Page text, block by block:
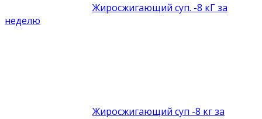
Жиросжигающий суп. -8 кГ за
неделю
Жиросжигающий суп -8 кг за